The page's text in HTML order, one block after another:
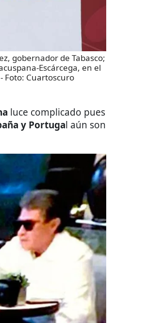
gobernador de Tabasco;
Escárcega, en el
- Foto: Cuartoscuro
luce complicado pues
y Portugal aún son